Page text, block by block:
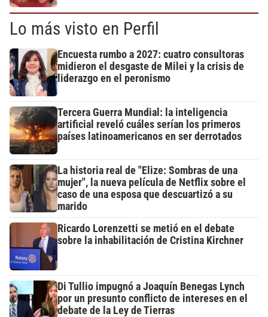
Lo más visto en Perfil
Encuesta rumbo a 2027: cuatro consultoras
midieron el desgaste de Milei y la crisis de
liderazgo en el peronismo
Tercera Guerra Mundial: la inteligencia
artificial reveló cuáles serían los primeros
países latinoamericanos en ser derrotados
La historia real de "Elize: Sombras de una
mujer", la nueva película de Netflix sobre el
caso de una esposa que descuartizó a su
marido
Ricardo Lorenzetti se metió en el debate
sobre la inhabilitación de Cristina Kirchner
Di Tullio impugnó a Joaquín Benegas Lynch
por un presunto conflicto de intereses en el
debate de la Ley de Tierras